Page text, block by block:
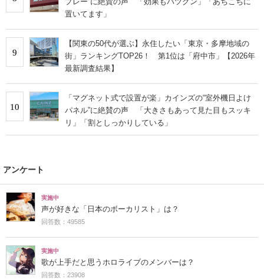
置いてます」
9
【関東の50代が選ぶ】永住したい「東京・多摩地域の
街」ランキングTOP26！ 第1位は「府中市」【2026年
最新調査結果】
10
「マグネット式で設置が楽」カインズの“室外機日よけ
パネル”に絶賛の声 「大きさもあって見た目もスッキ
リ」「割としっかりしている」
アンケート
実施中
声が好きな「日本のボーカリスト」は？
回答数：49585
実施中
歌が上手だと思うホロライブのメンバーは？
回答数：23908